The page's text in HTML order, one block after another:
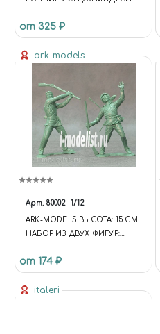
РЕШЕТКИ)
от 325 ₽
ark-models
Арт. 80002 1/12
ARK-MODELS ВЫСОТА: 15 СМ.
НАБОР ИЗ ДВУХ ФИГУР:
(СОБРАННЫЕ).
от 174 ₽
italeri